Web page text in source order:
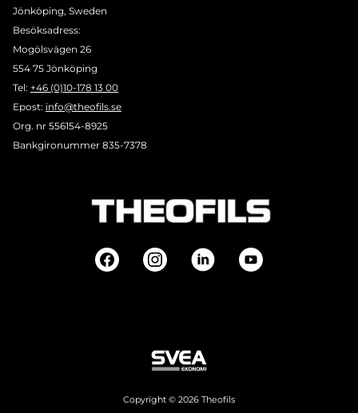
Jönköping, Sweden
Besöksadress:
Mogölsvägen 26
554 75 Jönköping
Tel: +46 (0)10-178 13 00
Epost: info@theofils.se
Org. nr 556154-8925
Bankgironummer 835-7378
Copyright © 2026 Theofils